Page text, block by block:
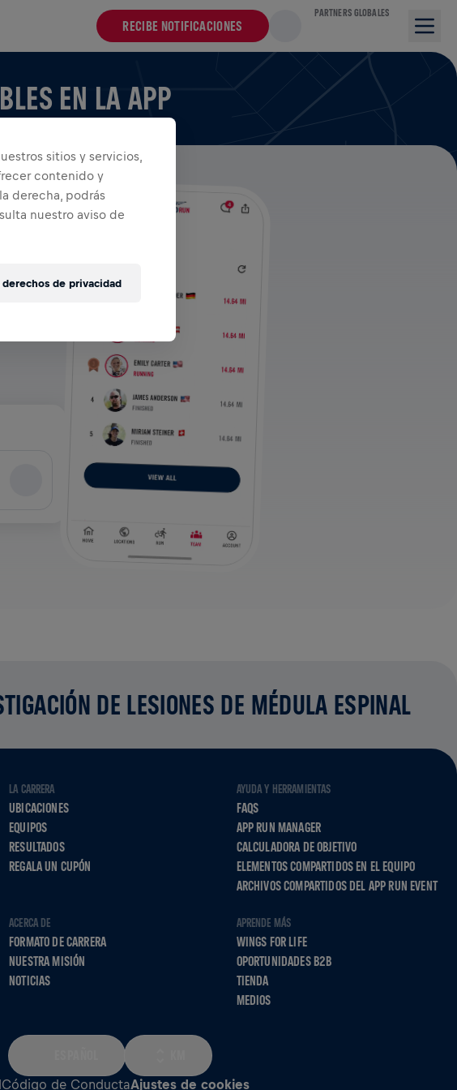
RECIBE NOTIFICACIONES
PARTNERS GLOBALES
EN LA APP
DE LESIONES DE MÉDULA ESPINAL
LA CARRERA
UBICACIONES
EQUIPOS
RESULTADOS
REGALA UN CUPÓN
AYUDA Y HERRAMIENTAS
FAQS
APP RUN MANAGER
CALCULADORA DE OBJETIVO
ELEMENTOS COMPARTIDOS EN EL EQUIPO
ARCHIVOS COMPARTIDOS DEL APP RUN EVENT
ACERCA DE
FORMATO DE CARRERA
NUESTRA MISIÓN
NOTICIAS
APRENDE MÁS
WINGS FOR LIFE
OPORTUNIDADES B2B
TIENDA
MEDIOS
Código de ConductaAjustes de cookies
sitios y servicios,
contenido y
derecha, podrás
nuestro aviso de
derechos de privacidad